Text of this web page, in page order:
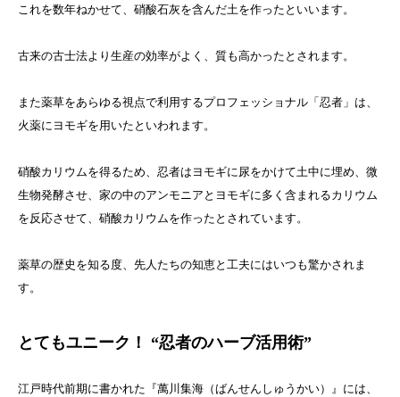
これを数年ねかせて、硝酸石灰を含んだ土を作ったといいます。
古来の古士法より生産の効率がよく、質も高かったとされます。
また薬草をあらゆる視点で利用するプロフェッショナル「忍者」は、
火薬にヨモギを用いたといわれます。
硝酸カリウムを得るため、忍者はヨモギに尿をかけて土中に埋め、微
生物発酵させ、家の中のアンモニアとヨモギに多く含まれるカリウム
を反応させて、硝酸カリウムを作ったとされています。
薬草の歴史を知る度、先人たちの知恵と工夫にはいつも驚かされま
す。
とてもユニーク！ “忍者のハーブ活用術”
江戸時代前期に書かれた『萬川集海（ばんせんしゅうかい）』には、